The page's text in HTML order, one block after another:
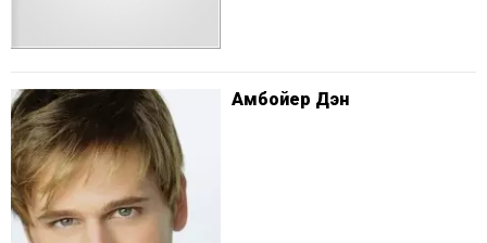
Амбойер Дэн